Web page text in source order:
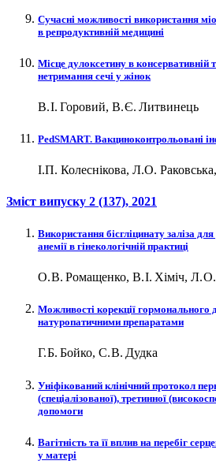
Сучасні можливості використання
в репродуктивній медицині
Місце дулоксетину в консервативній
нетримання сечі у жінок
В. І. Горовий, В. Є. Литвинець
PedSMART. Вакциноконтрольовані
І.П. Колеснікова, Л.О.
Зміст випуску 2 (137), 2021
Використання бісгліцинату заліза
анемії в гінекологічній практиці
О. В. Ромащенко, В. І. Хіміч, Л.
Можливості корекції гормонального
натуропатичними препаратами
Г. Б. Бойко, С. В. Дудка
Уніфікований клінічний протокол
(спеціалізованої), третинної
допомоги
Вагітність та її вплив на перебіг
у матері